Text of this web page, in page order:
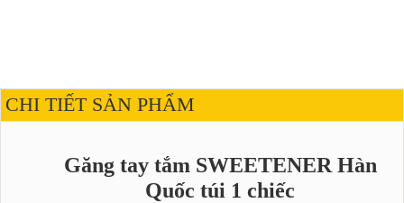
CHI TIẾT SẢN PHẨM
Găng tay tắm SWEETENER Hàn
Quốc túi 1 chiếc